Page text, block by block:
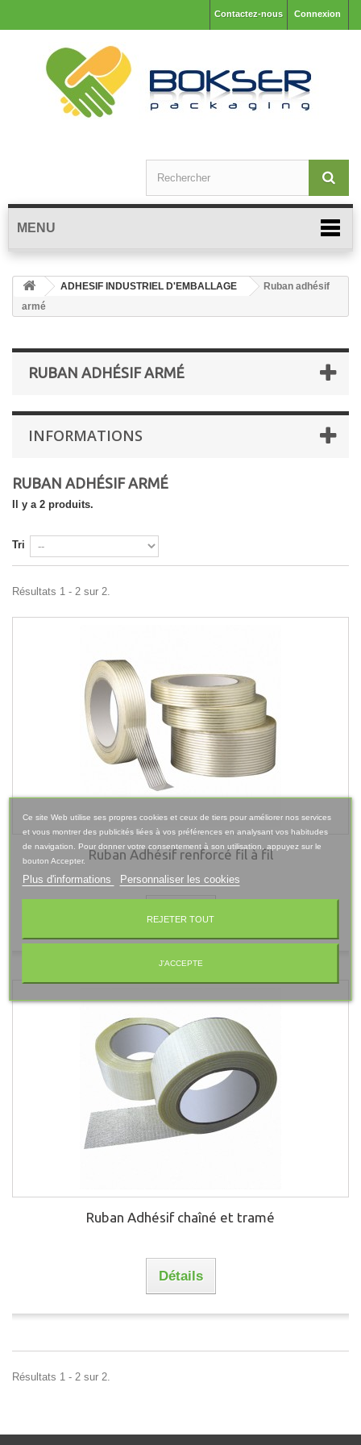
Connexion
Contactez-nous
MENU
ADHESIF INDUSTRIEL D'EMBALLAGE
Ruban adhésif
armé
RUBAN ADHÉSIF ARMÉ
INFORMATIONS
RUBAN ADHÉSIF ARMÉ
Il y a 2 produits.
Tri
Résultats 1 - 2 sur 2.
Ruban Adhésif renforcé fil à fil
Détails
Ruban Adhésif chaîné et tramé
Détails
Résultats 1 - 2 sur 2.
Ce site Web utilise ses propres cookies et ceux de tiers pour améliorer nos services
et vous montrer des publicités liées à vos préférences en analysant vos habitudes
de navigation. Pour donner votre consentement à son utilisation, appuyez sur le
bouton Accepter.
Plus d'informations Personnaliser les cookies
REJETER TOUT
J'ACCEPTE